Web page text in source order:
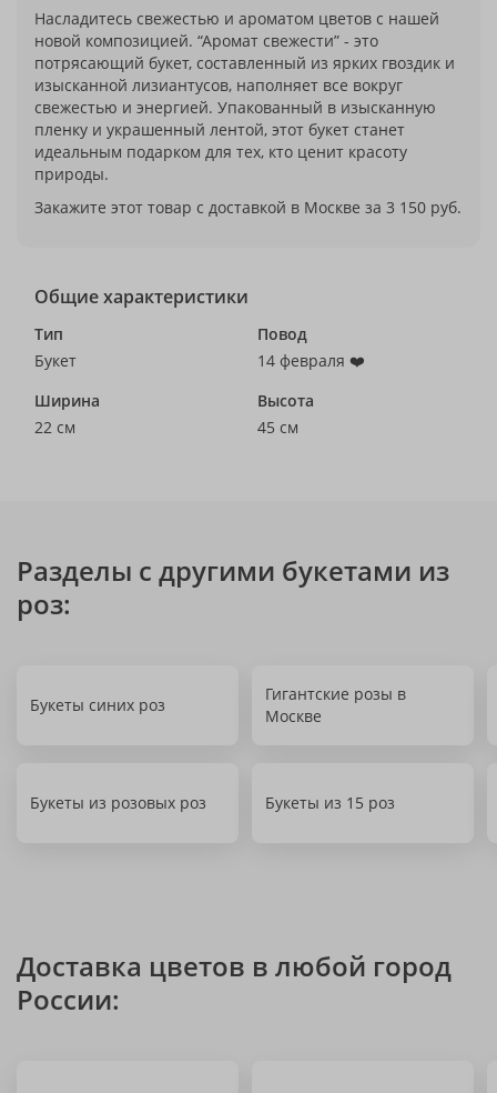
Насладитесь свежестью и ароматом цветов с нашей
новой композицией. “Аромат свежести” - это
потрясающий букет, составленный из ярких гвоздик и
изысканной лизиантусов, наполняет все вокруг
свежестью и энергией. Упакованный в изысканную
пленку и украшенный лентой, этот букет станет
идеальным подарком для тех, кто ценит красоту
природы.
Закажите этот товар с доставкой в Москве за 3 150 руб.
Общие характеристики
Тип
Букет
Повод
14 февраля ❤️
Ширина
22 см
Высота
45 см
Разделы с другими букетами из
роз:
Букеты синих роз
Гигантские розы в
Москве
Букеты из розовых роз Букеты из 15 роз
Доставка цветов в любой город
России: